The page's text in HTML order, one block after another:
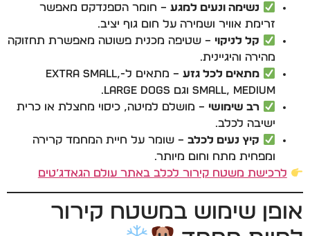
נשימה ונעים למגע – חומר הספנדקס מאפשר
זרימת אוויר ושמירה על חום גוף יציב.
קל לניקוי – שטיפה מכנית פשוטה מאפשרת תחזוקה
מהירה והיגיינית.
מתאים לכל גזע
– מתאים ל-extra small,
small, medium וגם large dogs.
רב שימושי – מושלם למיטה, כיסוי מחצלת או כרית
ישיבה לכלב.
קיץ נעים לכלב – שומר על חיית המחמד קרירה
ומפחית מתח וחום מיותר.
לרכישת משטח קירור לכלב באתר עולם הגאדג’טים
אופן שימוש במשטח קירור